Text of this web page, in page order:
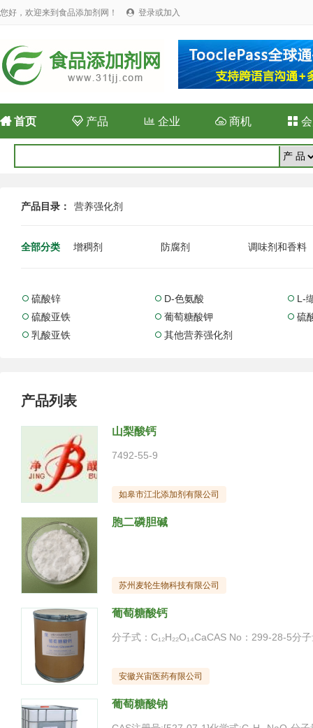
您好，欢迎来到食品添加剂网！  登录或加入
首页 产品 企业  商机 
产品目录： 营养强化剂
全部分类 增稠剂 防腐剂 调味剂和香料
 硫酸锌  D-色氨酸  L-
 硫酸亚铁  葡萄糖酸钾  硫
 乳酸亚铁  其他营养强化剂
产品列表
山梨酸钙
7492-55-9
如皋市江北添加剂有限公司
胞二磷胆碱
苏州麦轮生物科技有限公司
葡萄糖酸钙
安徽兴宙医药有限公司
葡萄糖酸钠